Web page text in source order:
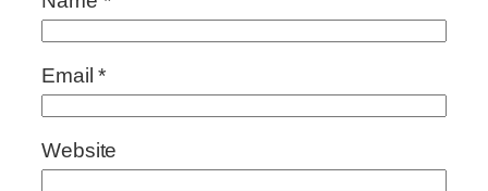
Email*
Website